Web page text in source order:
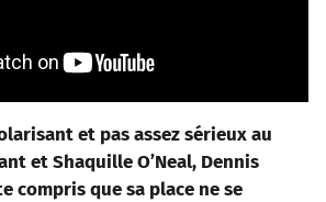
et pas assez sérieux au
et Shaquille O’Neal, Dennis
compris que sa place ne se